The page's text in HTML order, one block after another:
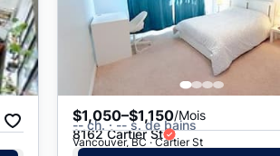
$1,050–$1,150/Mois
-- ch. · -- s. de bains
8162 Cartier St
Vancouver, BC · Cartier St